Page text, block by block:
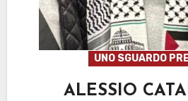
UNO SGUARDO
ALESSIO